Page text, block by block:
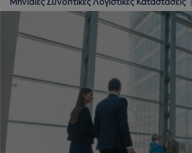
Μηνιαίες Συνοπτικές Λογιστικές Καταστάσεις